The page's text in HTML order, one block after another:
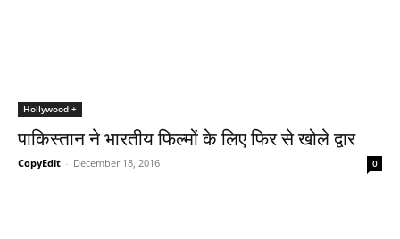
Hollywood +
पाकिस्‍तान ने भारतीय फिल्‍मों के लिए फिर से खोले द्वार
CopyEdit - December 18, 2016 0